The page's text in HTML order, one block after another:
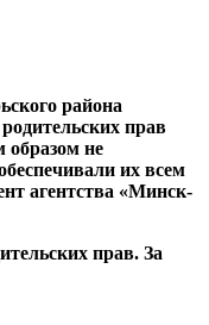
района
прав
не
их всем
агентства «Минск-